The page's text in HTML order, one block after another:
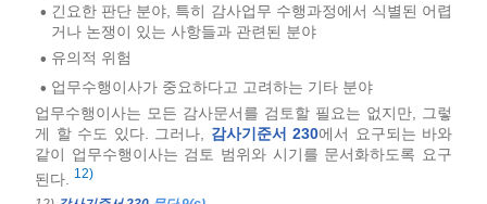
• 긴요한 판단 분야, 특히 감사업무 수행과정에서 식별된 어렵
거나 논쟁이 있는 사항들과 관련된 분야
• 유의적 위험
• 업무수행이사가 중요하다고 고려하는 기타 분야
업무수행이사는 모든 감사문서를 검토할 필요는 없지만, 그렇
게 할 수도 있다. 그러나, 감사기준서 230에서 요구되는 바와
같이 업무수행이사는 검토 범위와 시기를 문서화하도록 요구
된다.
12)